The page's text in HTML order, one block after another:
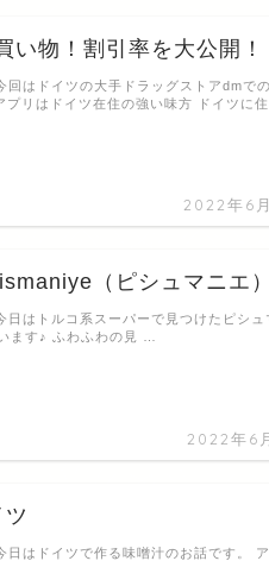
い物！割引率を大公開！
2022年6
回はドイツの大手ドラッグストアdmで
プリはドイツ在住の強い味方 ドイツに
（ピシュマニエ）
2022年6
日はトルコ系スーパーで見つけたピシュ
ます♪ ふわふわの見 …
日はドイツで作る味噌汁のお話です。